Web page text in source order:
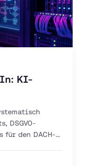
KI-
DSGVO-
für den DACH-